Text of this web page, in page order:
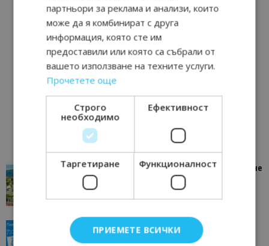
“Пощенска картичка от…”: Петрич – Изживяване
отвъд очакваното
“Пощенска картичка от…”: Пловдив, градът на
партньори за реклама и анализи, които
може да я комбинират с друга
информация, която сте им
предоставили или която са събрали от
вашето използване на техните услуги.
Прочетете още
Строго
необходимо
Ефективност
Таргетиране Функционалност
ПРИЕМЕТЕ ВСИЧКИ